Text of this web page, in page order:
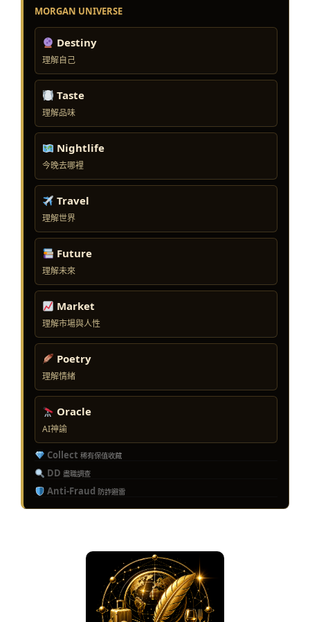
MORGAN UNIVERSE
Destiny
理解自己
Taste
理解品味
Nightlife
今晚去哪裡
Travel
理解世界
Future
理解未來
Market
理解市場與人性
Poetry
理解情緒
Oracle
AI神諭
Collect 稀有保值收藏
DD 盡職調查
Anti-Fraud 防詐避雷